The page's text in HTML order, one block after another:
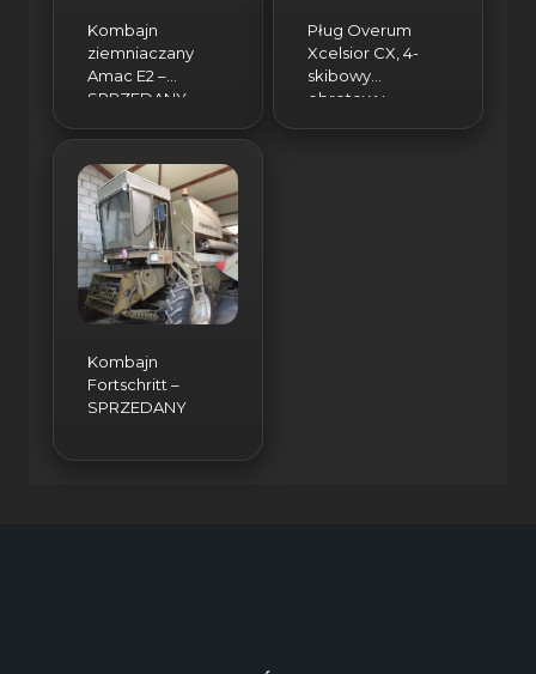
Kombajn
ziemniaczany
Amac E2 –
SPRZEDANY
Pług Overum
Xcelsior CX, 4-
skibowy
obrotowy.
Kombajn
Fortschritt –
SPRZEDANY